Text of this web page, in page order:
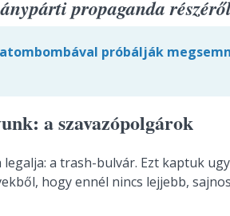
propaganda
atombombával próbálják
a szavazópolgárok
a trash-bulvár. Ezt kaptuk
hogy ennél nincs lejjebb,